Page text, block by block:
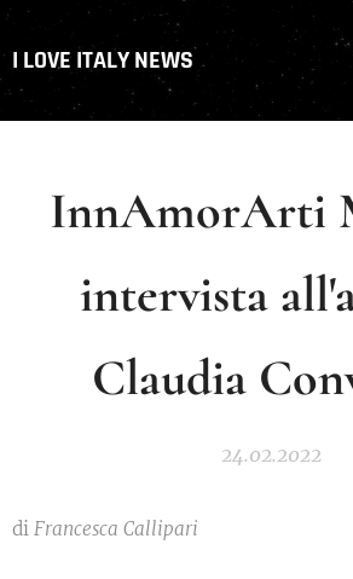
I LOVE ITALY NEWS
InnAmorArti
intervista
Claudia
24.02.2022
di Francesca Callipari